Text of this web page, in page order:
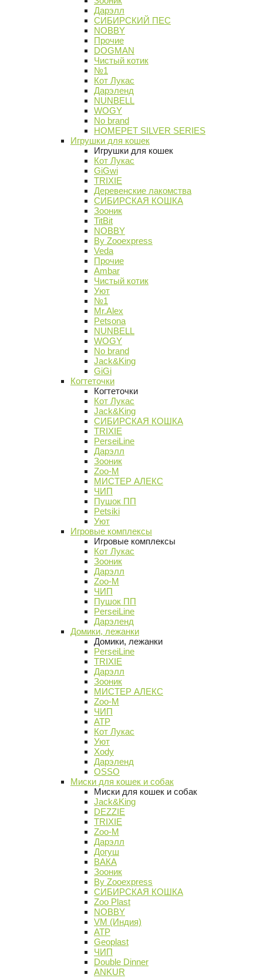
Дарэлл
СИБИРСКИЙ ПЕС
NOBBY
Прочие
DOGMAN
Чистый котик
№1
Кот Лукас
Дарэленд
NUNBELL
WOGY
No brand
HOMEPET SILVER SERIES
Игрушки для кошек
Игрушки для кошек
Кот Лукас
GiGwi
TRIXIE
Деревенские лакомства
СИБИРСКАЯ КОШКА
Зооник
TitBit
NOBBY
By Zooexpress
Veda
Прочие
Ambar
Чистый котик
Уют
№1
Mr.Alex
Petsona
NUNBELL
WOGY
No brand
Jack&King
GiGi
Когтеточки
Когтеточки
Кот Лукас
Jack&King
СИБИРСКАЯ КОШКА
TRIXIE
PerseiLine
Дарэлл
Зооник
Zoo-M
МИСТЕР АЛЕКС
ЧИП
Пушок ПП
Petsiki
Уют
Игровые комплексы
Игровые комплексы
Кот Лукас
Зооник
Дарэлл
Zoo-M
ЧИП
Пушок ПП
PerseiLine
Дарэленд
Домики, лежанки
Домики, лежанки
PerseiLine
TRIXIE
Дарэлл
Зооник
МИСТЕР АЛЕКС
Zoo-M
ЧИП
АТР
Кот Лукас
Уют
Xody
Дарэленд
OSSO
Миски для кошек и собак
Миски для кошек и собак
Jack&King
DEZZIE
TRIXIE
Zoo-M
Дарэлл
Догуш
ВАКА
Зооник
By Zooexpress
СИБИРСКАЯ КОШКА
Zoo Plast
NOBBY
VM (Индия)
АТР
Geoplast
ЧИП
Double Dinner
ANKUR